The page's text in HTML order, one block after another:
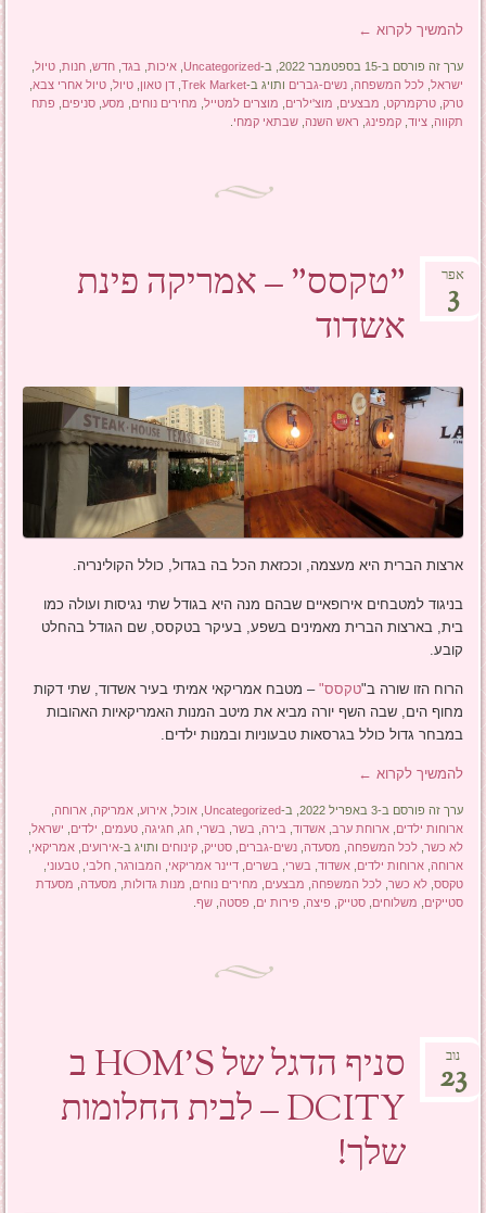
להמשיך לקרוא ←
ערך זה פורסם ב-15 בספטמבר 2022, ב- Uncategorized
,איכות בגד ,חדש ,חנות ,טיול
ישראל ,לכל המשפחה ,נשים-גברים ותויג ב-Trek Market
,דן טאון ,טיול ,טיול אחרי צבא
טרק ,טרקמרקט מבצעים מוצ'ילרים מוצרים למטייל מחירים נוחים מסע ,סניפים
פתח
תקווה ,ציוד ,קמפינג ראש השנה ,שבתאי קמחי
"טקסס" – אמריקה פינת
אשדוד
אפר
3
ארצות הברית היא מעצמה, וככזאת הכל בה בגדול, כולל הקולינריה.
בניגוד למטבחים אירופאיים שבהם מנה היא בגודל שתי נגיסות ועולה כמו
בית, בארצות הברית מאמינים בשפע, בעיקר בטקסס, שם הגודל בהחלט
קובע.
הרוח הזו שורה ב"טקסס" – מטבח אמריקאי אמיתי בעיר אשדוד, שתי דקות
מחוף הים, שבה השף יורה מביא את מיטב המנות האמריקאיות האהובות
במבחר גדול כולל בגרסאות טבעוניות ובמנות ילדים.
להמשיך לקרוא ←
ערך זה פורסם ב-3 באפריל 2022, ב- Uncategorized
,אוכל ,אירוע ,אמריקה ,ארוחה
ארוחות ילדים ,ארוחת ערב ,אשדוד בירה בשר בשרי ,חג ,חגיגה ,טעמים ילדים ישראל
לא כשר ,לכל המשפחה מסעדה ,נשים-גברים ,סטייק ,קינוחים ותויג ב-אירועים ,אמריקאי
ארוחה ,ארוחות ילדים ,אשדוד בשרי בשרים ,דיינר אמריקאי המבורגר ,חלבי ,טבעוני
טקסס ,לא כשר ,לכל המשפחה מבצעים מחירים נוחים מנות גדולות מסעדה מסעדת
סטייקים
משלוחים ,סטייק פיצה פירות ים פסטה ,שף
סניף הדגל של HOM'S ב
DCITY – לבית החלומות
שלך!
נוב
23